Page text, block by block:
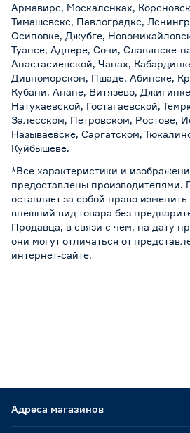
Армавире, Москаленках,
Тимашевске, Павлоградке,
Осиповке, Джубге,
Туапсе, Адлере, Сочи, Славянске-
Анастасиевской, Чанах,
Дивноморском, Пшаде, Абинске,
Кубани, Анапе, Витязево,
Натухаевской, Гостагаевской,
Залесском, Петровском, Ростове,
Называевске, Саргатском,
Куйбышеве.
*Все характеристики и
предоставлены производителями.
оставляет за собой право
внешний вид товара без
Продавца, в связи с чем, на дату
они могут отличаться от
интернет-сайте.
Адреса магазинов